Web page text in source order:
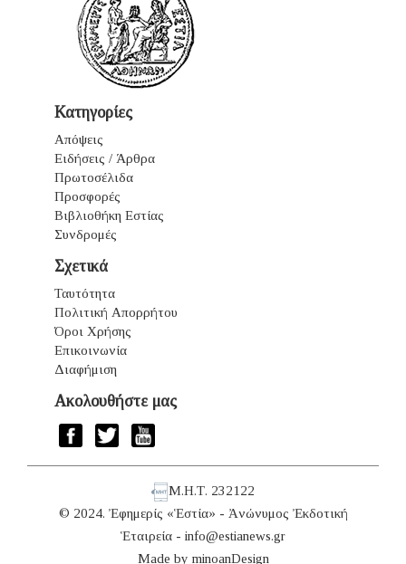
Κατηγορίες
Απόψεις
Ειδήσεις / Άρθρα
Πρωτοσέλιδα
Προσφορές
Βιβλιοθήκη Εστίας
Συνδρομές
Σχετικά
Ταυτότητα
Πολιτική Απορρήτου
Όροι Χρήσης
Επικοινωνία
Διαφήμιση
Ακολουθήστε μας
Μ.Η.Τ. 232122
© 2024. Ἐφημερίς «Ἑστία» - Ἀνώνυμος Ἐκδοτική
Ἑταιρεία - info@estianews.gr
Made by minoanDesign